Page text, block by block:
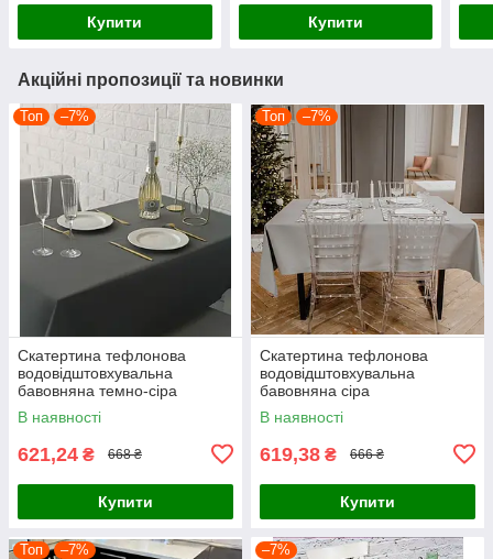
Купити Купити
Акційні пропозиції та новинки
Топ –7%
Скатертина тефлонова
водовідштовхувальна
бавовняна темно-сіра
В наявності
621,24 ₴ 668 ₴
Купити
Топ –7%
Скатертина тефлонова
водовідштовхувальна
бавовняна сіра
В наявності
619,38 ₴ 666 ₴
Купити
Топ –7% –7%